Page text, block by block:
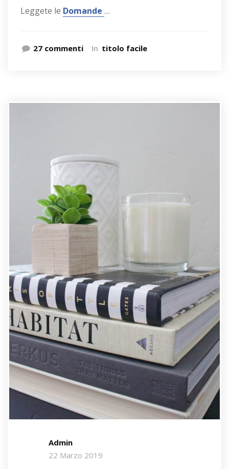
Leggete le Domande …
27 commenti In titolo facile
Admin
22 Marzo 2019